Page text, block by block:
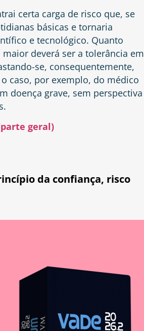
certa carga de risco que, se
básicas e tornaria
e tecnológico. Quanto
deverá ser a tolerância em
se, consequentemente,
caso, por exemplo, do médico
doença grave, sem perspectiva
geral)
da confiança, risco